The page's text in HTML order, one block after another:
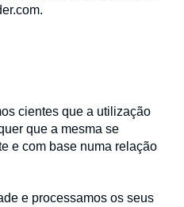
cientes que a utilização
que a mesma se
e com base numa relação
e processamos os seus